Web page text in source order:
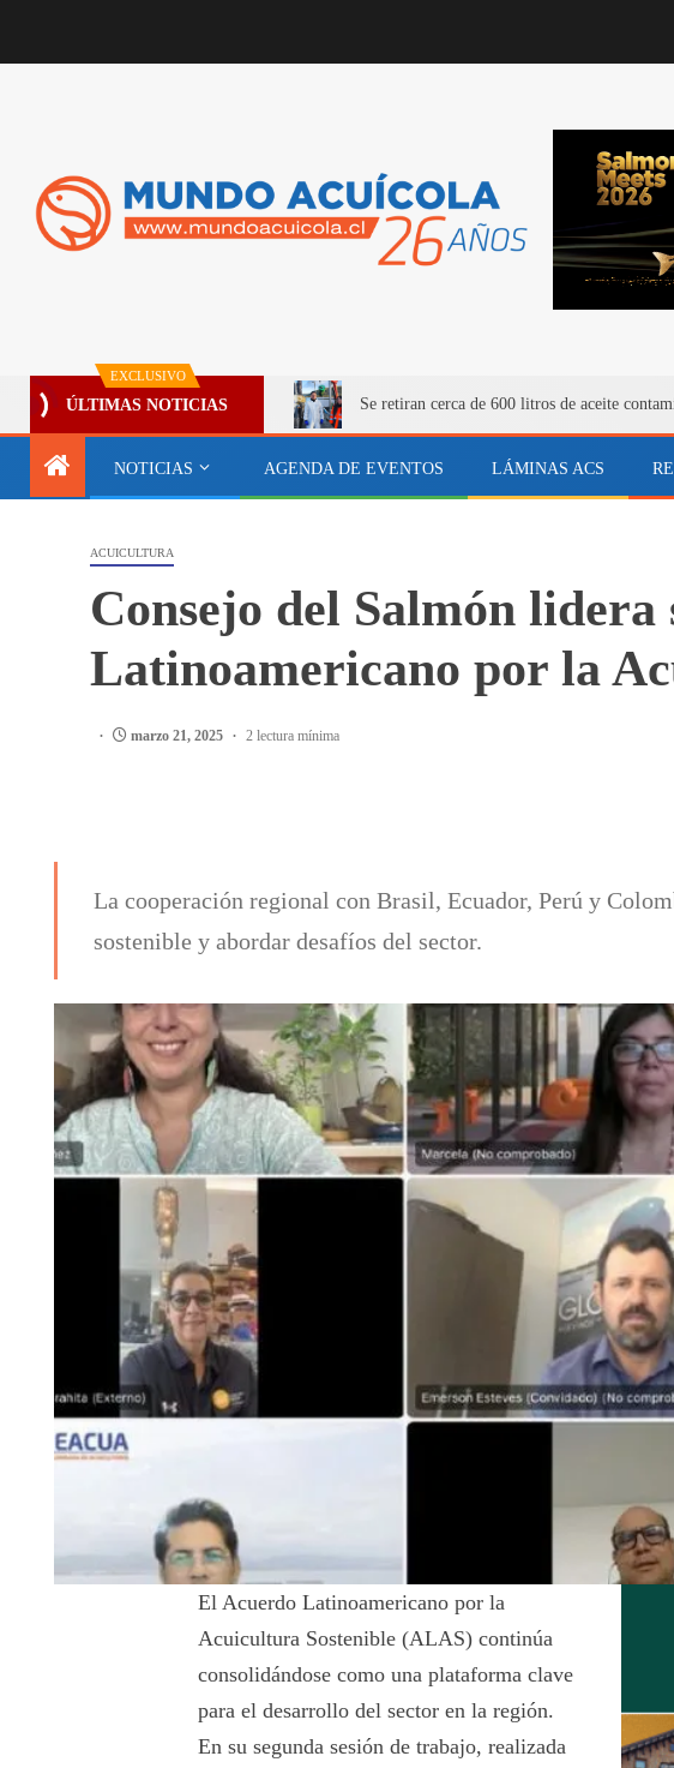
EXCLUSIVO
ÚLTIMAS NOTICIAS Se retiran cerca de 600 litros de aceite
NOTICIAS AGENDA DE EVENTOS LÁMINAS ACS
ACUICULTURA
Consejo del Salmón lidera
Latinoamericano por la
marzo 21, 2025 2 lectura mínima
La cooperación regional con Brasil, Ecuador, Perú y
sostenible y abordar desafíos del sector.
El Acuerdo Latinoamericano por la
Acuicultura Sostenible (ALAS) continúa
consolidándose como una plataforma clave
para el desarrollo del sector en la región.
En su segunda sesión de trabajo, realizada